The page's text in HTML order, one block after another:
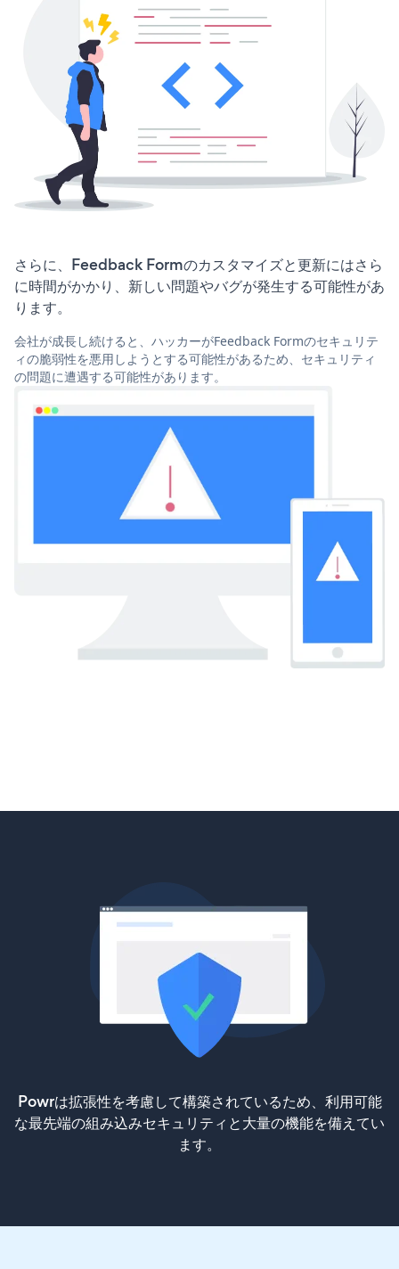
さらに、Feedback Formのカスタマイズと更新にはさら
に時間がかかり、新しい問題やバグが発生する可能性があ
ります。
会社が成長し続けると、ハッカーがFeedback Formのセキュリテ
ィの脆弱性を悪用しようとする可能性があるため、セキュリティ
の問題に遭遇する可能性があります。
Powrは拡張性を考慮して構築されているため、利用可能
な最先端の組み込みセキュリティと大量の機能を備えてい
ます。